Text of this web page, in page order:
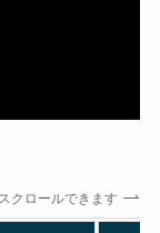
スクロールできます